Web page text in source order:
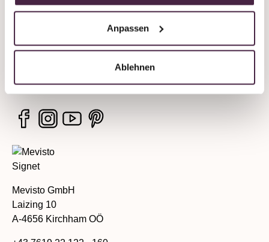
Anpassen
Ablehnen
Legal information
Mevisto GmbH
Laizing 10
A-4656 Kirchham OÖ